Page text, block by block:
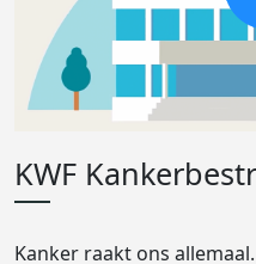
KWF
Kanker raakt ons